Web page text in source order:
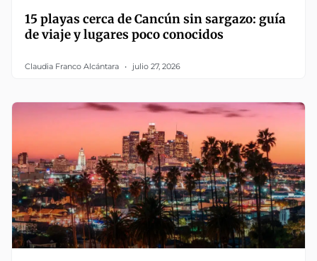
15 playas cerca de Cancún sin sargazo: guía
de viaje y lugares poco conocidos
Claudia Franco Alcántara julio 27, 2026